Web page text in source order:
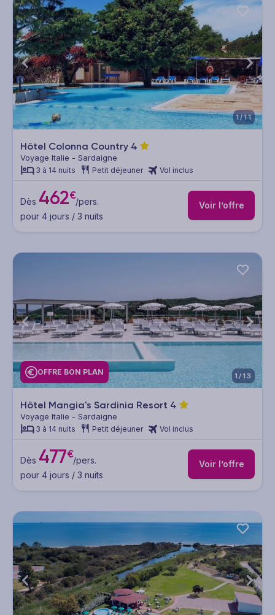
1/11
Hôtel Colonna Country 4
Voyage Italie - Sardaigne
3 à 14 nuits Petit déjeuner Vol inclus
Dès 462€/pers.
pour 4 jours / 3 nuits
Voir l’offre
OFFRE BON PLAN 1/13
Hôtel Mangia's Sardinia Resort 4
Voyage Italie - Sardaigne
3 à 14 nuits Petit déjeuner Vol inclus
Dès 477€/pers.
pour 4 jours / 3 nuits
Voir l’offre